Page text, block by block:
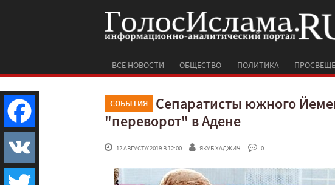
ВСЕ НОВОСТИ ОБЩЕСТВО ПОЛИТИКА
СОБЫТИЯ
Сепаратисты южного
"переворот" в Адене
12 АВГУСТА'2019 В 12:00 ЯКУБ ХАДЖИЧ 0
Facebook
VK